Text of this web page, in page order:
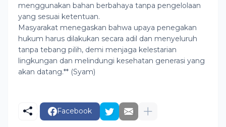
menggunakan bahan berbahaya tanpa pengelolaan
yang sesuai ketentuan.
Masyarakat menegaskan bahwa upaya penegakan
hukum harus dilakukan secara adil dan menyeluruh
tanpa tebang pilih, demi menjaga kelestarian
lingkungan dan melindungi kesehatan generasi yang
akan datang.** (Syam)
Facebook